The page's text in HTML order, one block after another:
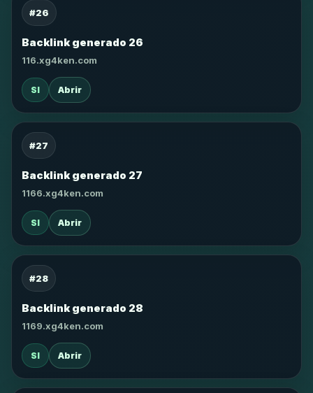
#26
Backlink generado 26
116.xg4ken.com
SI Abrir
#27
Backlink generado 27
1166.xg4ken.com
SI Abrir
#28
Backlink generado 28
1169.xg4ken.com
SI Abrir